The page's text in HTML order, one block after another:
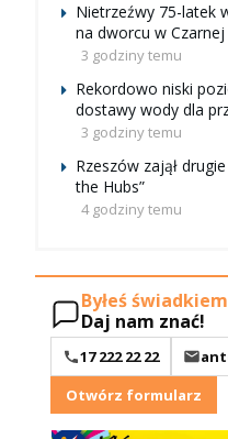
Nietrzeźwy 75-latek
na dworcu w Czarnej
3 godziny temu
Rekordowo niski
dostawy wody dla
3 godziny temu
Rzeszów zajął
the Hubs”
4 godziny temu
Byłeś
Daj nam znać!
17 222 22 22
Otwórz formularz